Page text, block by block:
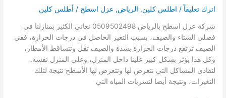
اترك تعليقاً / اطلس كلين, الرياض, عزل اسطح / أطلس كلين
شركة عزل اسطح بالرياض 0509502498 نعاني الكثير بمنازلنا في
فصلي الشتاء والصيف، بسبب التغير الحاصل في درجات الحرارة، ففي
الصيف ترتفع درجات الحرارة بشدة والصيف تقل وتتساقط الأمطار،
وكل هذا يؤثر بشكل كبير علينا داخل المنزل، وعلي المنزل نفسه.
لتفادي المشاكل التي نتعرض لها وتتعرض لها الأسطح نتيجة لتلك
التغيرات، ونتيجة أيضا لتسربات المياه التي